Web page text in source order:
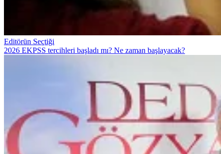
Editörün Seçtiği
2026 EKPSS tercihleri başladı mı? Ne zaman başlayacak?